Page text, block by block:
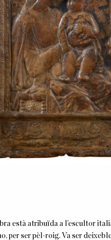
està atribuïda a l’escultor
per ser pèl-roig. Va ser